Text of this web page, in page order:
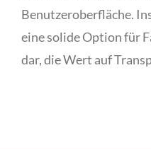
Benutzeroberfläche.
eine solide Option für
dar, die Wert auf